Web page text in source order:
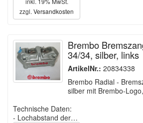
zzgl. Versandkosten
Brembo
34/34, silber, links
ArtikelNr.: 20834338
Brembo Radial -
silber mit Brembo-
Technische Daten:
- Lochabstand der…